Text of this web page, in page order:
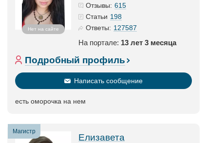
Нет на сайте
Отзывы: 615
Статьи 198
Ответы: 127587
На портале: 13 лет 3 месяца
Подробный профиль
Написать сообщение
есть оморочка на нем
Магистр
Елизавета